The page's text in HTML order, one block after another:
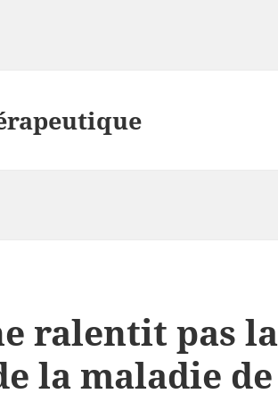
ralentit pas la
la maladie de